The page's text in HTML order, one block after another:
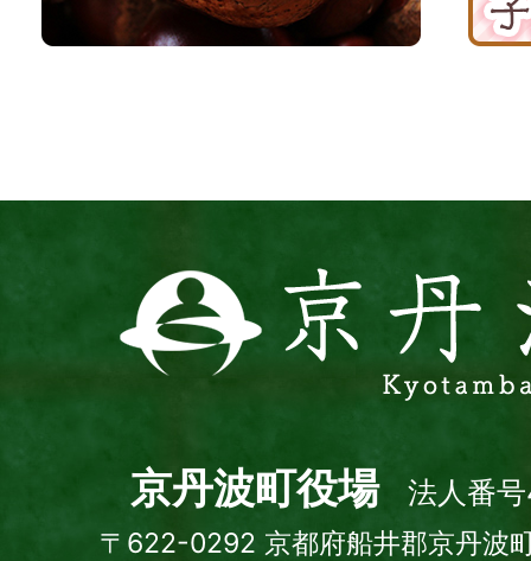
援
丹
波
town
京丹波町役場 法人番
〒622-0292 京都府船井郡京丹波